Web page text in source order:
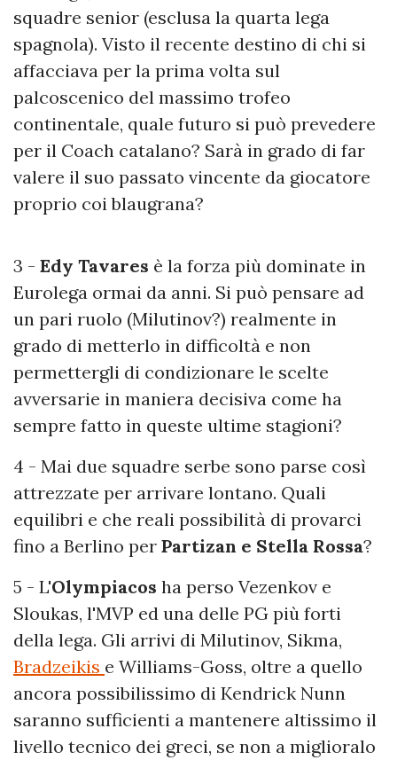
squadre senior (esclusa la quarta lega
spagnola). Visto il recente destino di chi si
affacciava per la prima volta sul
palcoscenico del massimo trofeo
continentale, quale futuro si può prevedere
per il Coach catalano? Sarà in grado di far
valere il suo passato vincente da giocatore
proprio coi blaugrana?
3 - Edy Tavares è la forza più dominate in
Eurolega ormai da anni. Si può pensare ad
un pari ruolo (Milutinov?) realmente in
grado di metterlo in difficoltà e non
permettergli di condizionare le scelte
avversarie in maniera decisiva come ha
sempre fatto in queste ultime stagioni?
4 - Mai due squadre serbe sono parse così
attrezzate per arrivare lontano. Quali
equilibri e che reali possibilità di provarci
fino a Berlino per Partizan e Stella Rossa?
5 - L'Olympiacos ha perso Vezenkov e
Sloukas, l'MVP ed una delle PG più forti
della lega. Gli arrivi di Milutinov, Sikma,
Bradzeikis e Williams-Goss, oltre a quello
ancora possibilissimo di Kendrick Nunn
saranno sufficienti a mantenere altissimo il
livello tecnico dei greci, se non a miglioralo